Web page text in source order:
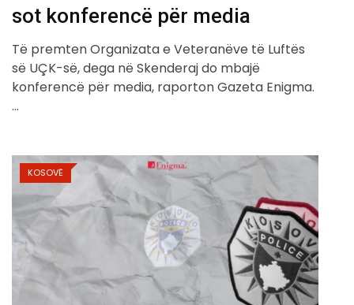
sot konferencë për media
Të premten Organizata e Veteranëve të Luftës
së UÇK-së, dega në Skenderaj do mbajë
konferencë për media, raporton Gazeta Enigma.
…
KOSOVË